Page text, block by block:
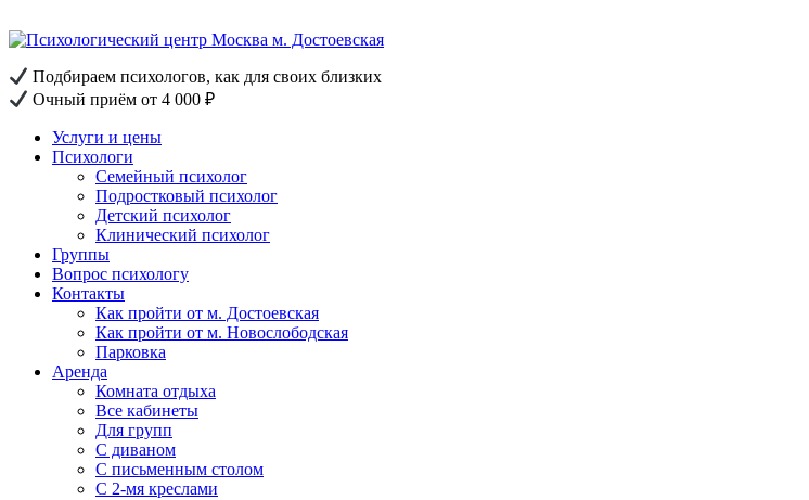
к
Подбираем психологов, как для своих близких
Очный приём от 4 000 ₽
Услуги и цены
Психологи
Семейный психолог
Подростковый психолог
Детский психолог
Клинический психолог
Группы
Вопрос психологу
Контакты
Как пройти от м. Достоевская
Как пройти от м. Новослободская
Парковка
Аренда
Комната отдыха
Все кабинеты
Для групп
С диваном
С письменным столом
С 2-мя креслами